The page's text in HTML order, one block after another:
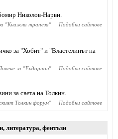
Николов-Нарви.
"Книжна трапеза" Подобни сайтове
за "Хобит" и "Властелинът на
за "Ендорион" Подобни сайтове
за света на Толкин.
Толкин форум" Подобни сайтове
, литература, фентъзи